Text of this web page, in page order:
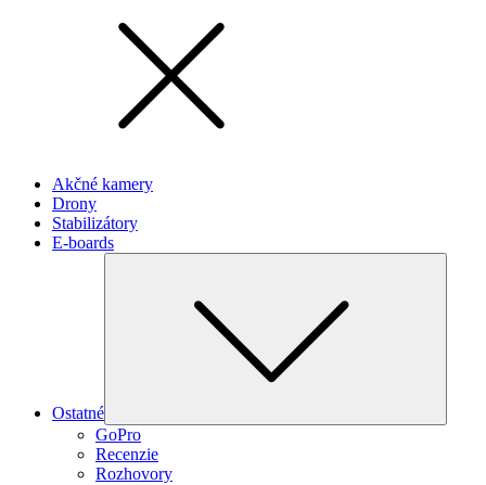
Akčné kamery
Drony
Stabilizátory
E-boards
Ostatné
GoPro
Recenzie
Rozhovory